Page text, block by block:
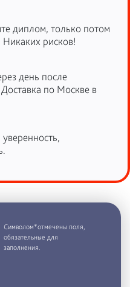
диплом, только потом
Никаких рисков!
день после
по Москве в
Символом*отмечены поля,
обязательные для
заполнения.